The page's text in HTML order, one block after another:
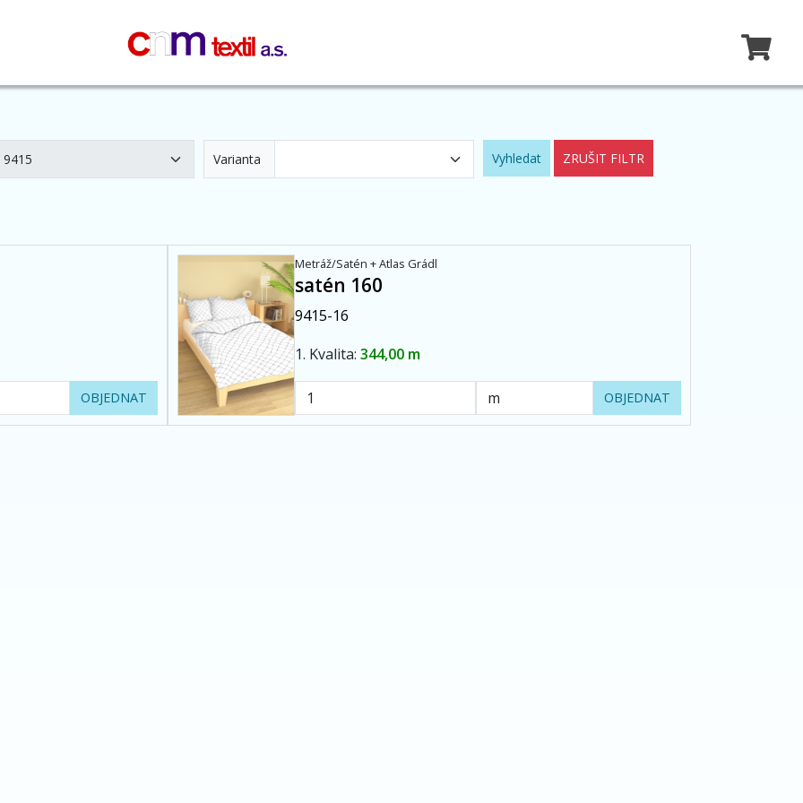
Varianta Vyhledat ZRUŠIT FILTR
OBJEDNAT
Metráž/Satén + Atlas Grádl
satén 160
9415-16
1. Kvalita:344,00 m
OBJEDNAT